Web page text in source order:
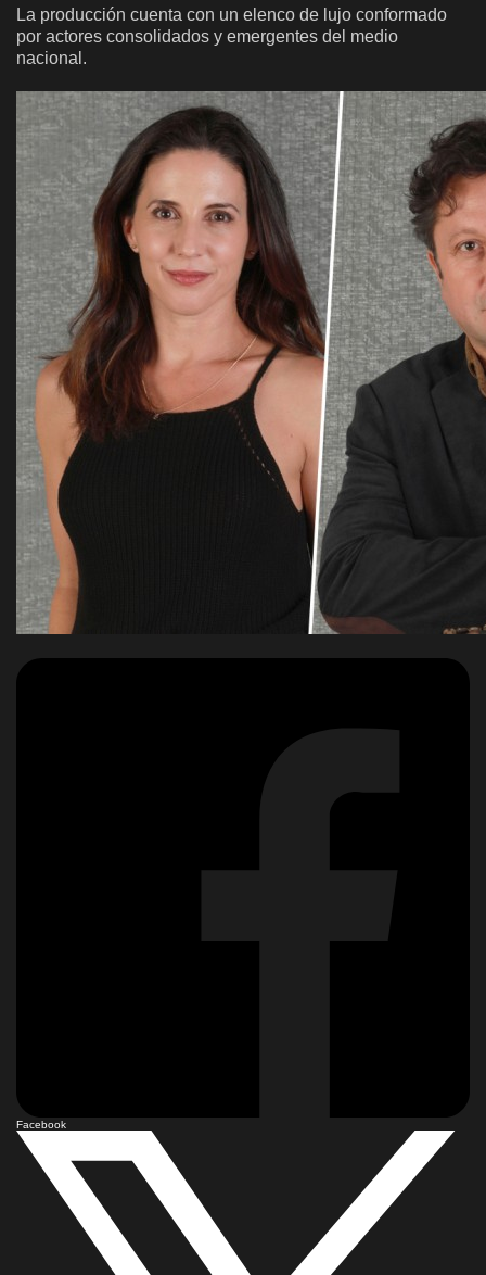
La producción cuenta con un elenco de lujo conformado
por actores consolidados y emergentes del medio
nacional.
Facebook